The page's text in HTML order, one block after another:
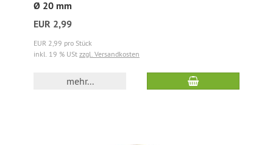
Ø 20 mm
EUR 2,99
EUR 2,99 pro Stück
inkl. 19 % USt zzgl. Versandkosten
mehr...